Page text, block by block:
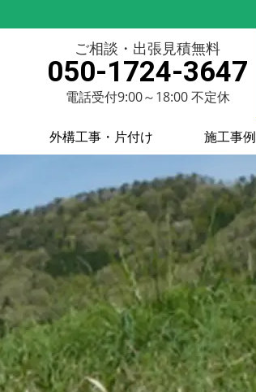
ご相談・出張見積無料
050-1724-3647
電話受付9:00～18:00 不定休
外構工事・片付け 施工事例